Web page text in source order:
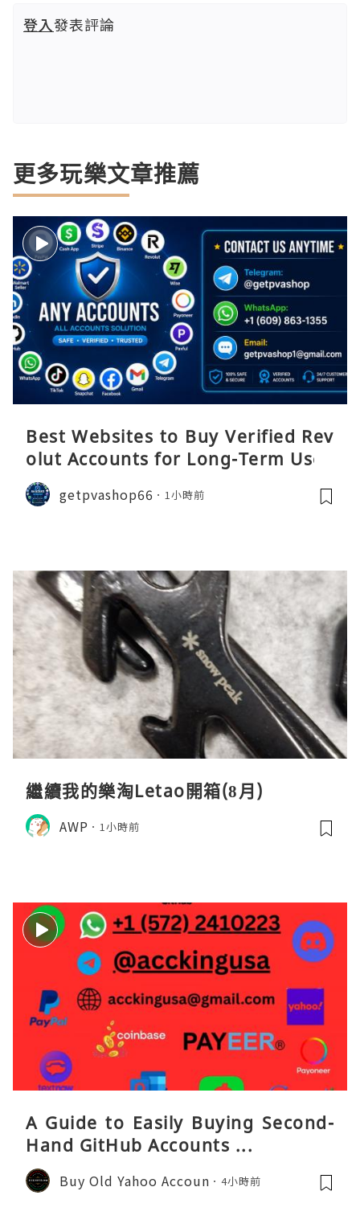
登入發表評論
更多玩樂文章推薦
Best Websites to Buy Verified Rev
olut Accounts for Long-Term Use
getpvashop66 1小時前
繼續我的樂淘Letao開箱(8月)
AWP 1小時前
A Guide to Easily Buying Second-
Hand GitHub Accounts ...
Buy Old Yahoo Accoun 4小時前